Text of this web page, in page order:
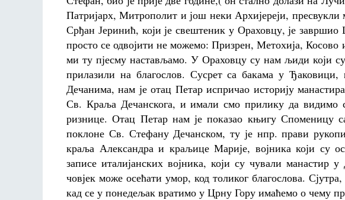
Патријарх, Митрополит и још неки Архијереји,
Срђан Јеринић, који је свештеник у Ораховцу, је
просто се одвојити не можемо: Призрен, Метохија,
ми ту пјесму настављамо. У Ораховцу су нам љиди који
прилазили на благослов. Сусрет са бакама у
Дечанима, нам је отац Петар испричао историју
Св. Краља Дечанскога, и имали смо прилику да видимо
ризнице. Отац Петар нам је показао књигу Споменицу
поклоне Св. Стефану Дечанском, ту је нпр. прави
краља Александра и краљице Марије, војника који су
записе италијанских војника, који су чували манастир
човјек може осећати умор, код толиког благослова.
кад се у понедељак вратимо у Црну Гору имаћемо о чему